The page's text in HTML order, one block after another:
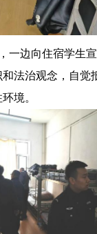
一边向住宿学生
法治观念，自觉
境。